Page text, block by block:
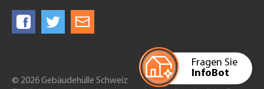
Fragen Sie
InfoBot
© 2026 Gebäudehülle Schweiz